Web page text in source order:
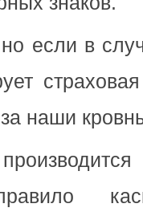
если в
наши